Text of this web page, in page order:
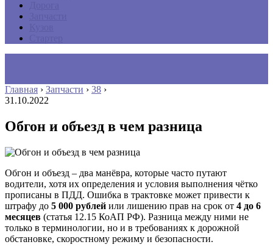
Главная › Запчасти › 38 ›
31.10.2022
Обгон и объезд в чем разница
Обгон и объезд – два манёвра, которые часто путают
водители, хотя их определения и условия выполнения чётко
прописаны в ПДД. Ошибка в трактовке может привести к
штрафу до 5 000 рублей или лишению прав на срок от 4 до 6
месяцев (статья 12.15 КоАП РФ). Разница между ними не
только в терминологии, но и в требованиях к дорожной
обстановке, скоростному режиму и безопасности.